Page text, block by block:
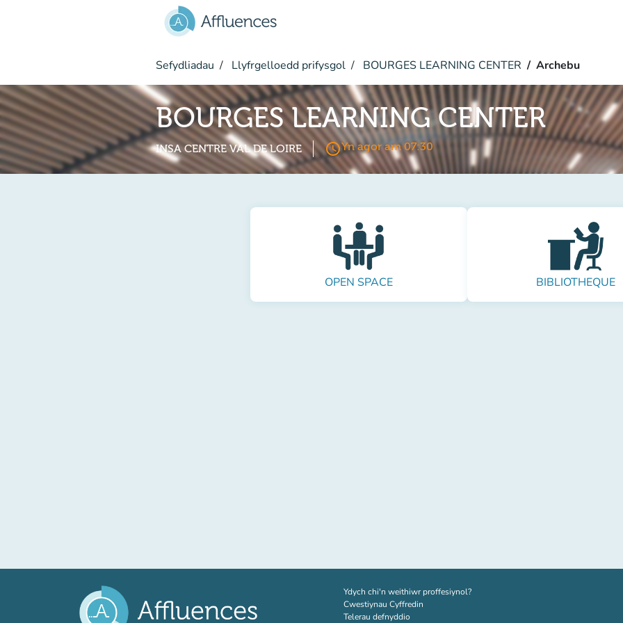
Sefydliadau Llyfrgelloedd prifysgol BOURGES LEARNING CENTER Archebu
BOURGES LEARNING CENTER
INSA CENTRE VAL DE LOIRE access_timeYn agor am 07:30
OPEN SPACE BIBLIOTHEQUE
Ydych chi'n weithiwr proffesiynol?(tab newydd)
Cwestiynau Cyffredin
Telerau defnyddio